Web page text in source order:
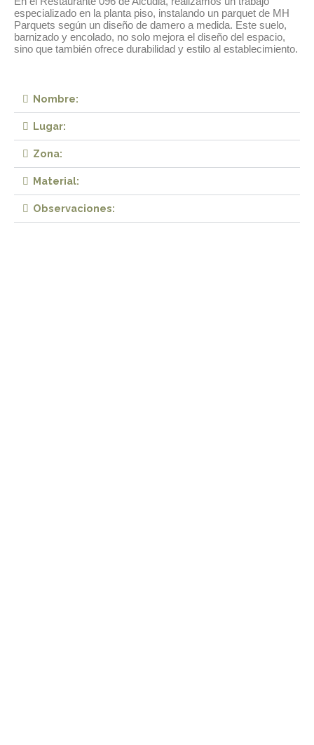
especializado en la planta piso, instalando un parquet de MH
Parquets según un diseño de damero a medida. Este suelo,
barnizado y encolado, no solo mejora el diseño del espacio,
sino que también ofrece durabilidad y estilo al establecimiento.
Nombre:
Lugar:
Zona:
Material:
Observaciones: